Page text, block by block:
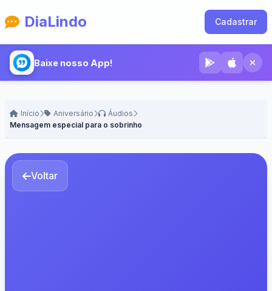
DiaLindo Cadastrar
Baixe nosso App!
Início Aniversário
Áudios
Mensagem especial para o sobrinho
Voltar